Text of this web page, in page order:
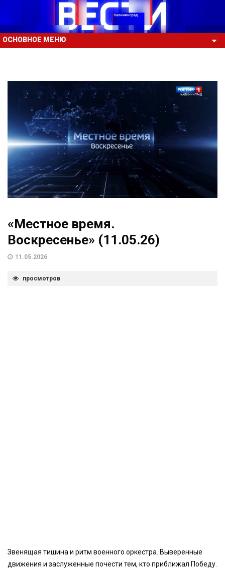
ОСНОВНОЕ МЕНЮ
«Местное время.
Воскресенье» (11.05.26)
11.05.2026
просмотров
Звенящая тишина и ритм военного оркестра. Выверенные
движения и заслуженные почести тем, кто приближал Победу.